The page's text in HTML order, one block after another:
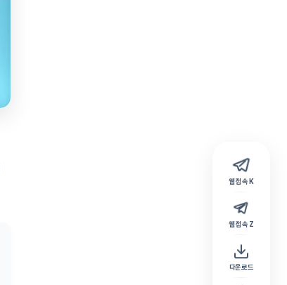
웹 접속 K
웹 접속 Z
다운로드